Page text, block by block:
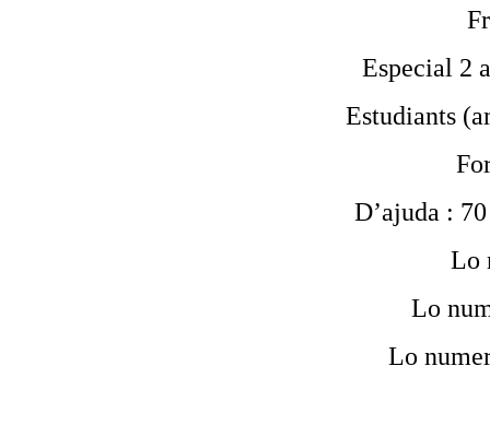
Especial 2
Estudiants
D’ajuda :
Lo
Lo
Lo